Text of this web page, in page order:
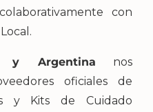
con
y Argentina nos
oficiales de
y Kits de Cuidado